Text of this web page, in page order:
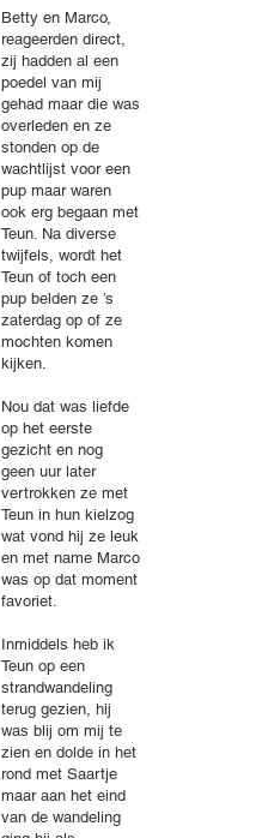
Betty en Marco,
reageerden direct,
zij hadden al een
poedel van mij
gehad maar die was
overleden en ze
stonden op de
wachtlijst voor een
pup maar waren
ook erg begaan met
Teun. Na diverse
twijfels, wordt het
Teun of toch een
pup belden ze ’s
zaterdag op of ze
mochten komen
kijken.
Nou dat was liefde
op het eerste
gezicht en nog
geen uur later
vertrokken ze met
Teun in hun kielzog
wat vond hij ze leuk
en met name Marco
was op dat moment
favoriet.
Inmiddels heb ik
Teun op een
strandwandeling
terug gezien, hij
was blij om mij te
zien en dolde in het
rond met Saartje
maar aan het eind
van de wandeling